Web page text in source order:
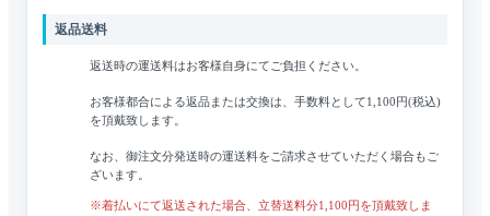
返品送料
返送時の運送料はお客様自身にてご負担ください。
お客様都合による返品または交換は、手数料として1,100円(税込)
を頂戴致します。
なお、御注文分発送時の運送料をご請求させていただく場合もご
ざいます。
※着払いにて返送された場合、立替送料分1,100円を頂戴致しま